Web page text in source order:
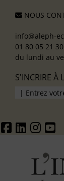
NOUS
info@aleph-
01 80 05 21 30
du lundi au
S'INCRIRE À